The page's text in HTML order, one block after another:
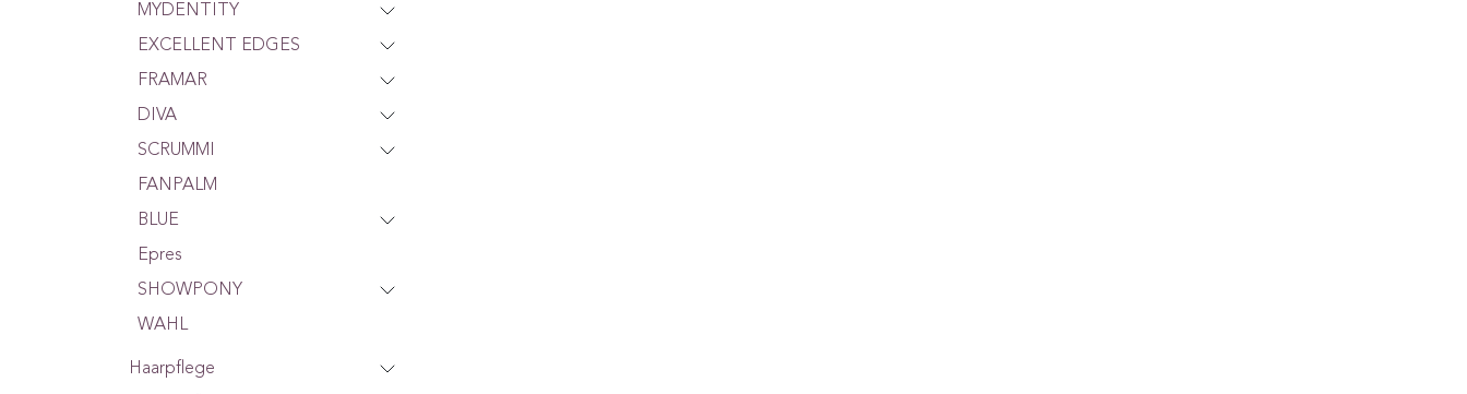
MYDENTITY
EXCELLENT EDGES
FRAMAR
DIVA
SCRUMMI
FANPALM
BLUE
Epres
SHOWPONY
WAHL
Haarpflege